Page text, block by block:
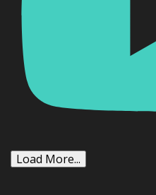
Load More...